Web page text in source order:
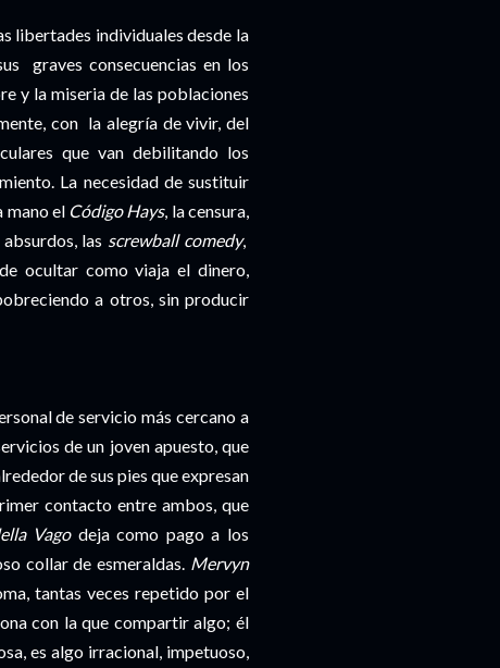
libertades individuales desde la
graves consecuencias en los
y la miseria de las poblaciones
con la alegría de vivir, del
que van debilitando los
La necesidad de sustituir
mano el Código Hays, la censura,
las screwball comedy,
ocultar como viaja el dinero,
a otros, sin producir
de servicio más cercano a
de un joven apuesto, que
de sus pies que expresan
contacto entre ambos, que
Vagodeja como pago a los
collar de esmeraldas. Mervyn
tantas veces repetido por el
con la que compartir algo; él
es algo irracional, impetuoso,